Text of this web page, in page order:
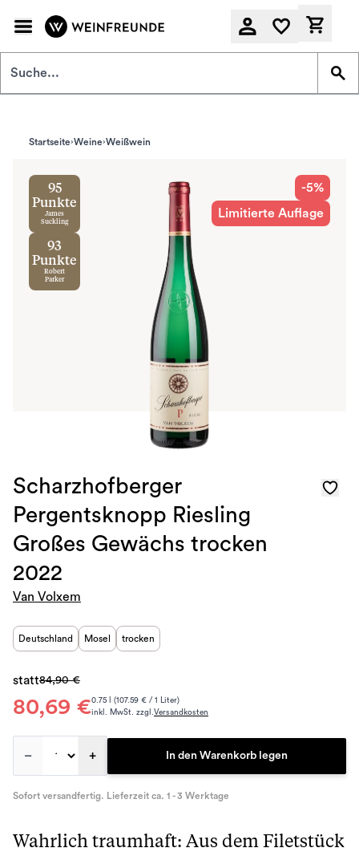
Startseite Weine Weißwein
95
Punkte
James
Suckling
93
Punkte
Robert
Parker
-5%
Limitierte Auflage
Scharzhofberger
Pergentsknopp Riesling
Großes Gewächs trocken
2022
Van Volxem
Deutschland Mosel trocken
80,69 €
statt84,90 €
0.75 l (107.59 € / 1 Liter)
inkl. MwSt. zzgl.Versandkosten
– + In den Warenkorb legen
Sofort versandfertig. Lieferzeit ca. 1 - 3 Werktage
Wahrlich traumhaft: Aus dem Filetstück